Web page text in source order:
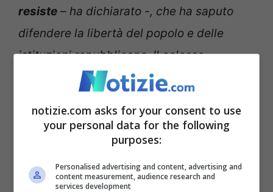
resiste – ha dichiarato -, che ha saputo
difendere la libertà del popolo e delle
istituzioni repubblicane. Il colosso
putiniano deve prendere atto che questo
russa ma guarda all’Europa. Questa è la
cosa più importante di questi lunghi e
drammatici 12 mesi”.
notizie.com asks for your consent to use
your personal data for the following
purposes:
Personalised advertising and content, advertising and
content measurement, audience research and
services development